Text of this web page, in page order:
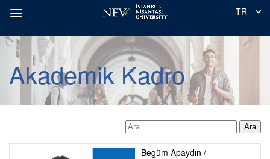
TR
Akademik Kadro
Ara
Begüm Apaydın /